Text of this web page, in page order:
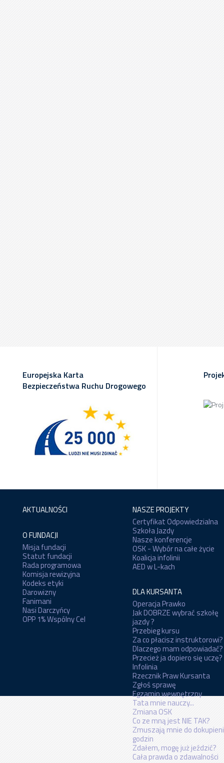
Europejska Karta
Bezpieczeństwa Ruchu Drogowego
AKTUALNOŚCI
O FUNDACJI
Misja fundacji
Statut fundacji
Rada programowa
Komisja rewizyjna
Kodeks etyki
Darowizny
Fanimani
Nasi Darczyńcy
OPP 1% Wspólny Cel
NASZE PROJEKTY
Certyfikat Odpowiedzialna
Szkoła Jazdy
Nasze konferencje
OSK - Wybór na całe życie
Koalicja infolinii
AED w L-kach
DLA KURSANTA
Operacja Prawko
Jak DOBRZE wybrać szkołę
jazdy ?
Przebieg kursu
Za co płacisz instruktorowi?
Dlaczego mam odpowiadać?
Przecież ja dopiero się uczę?
Infolinia
Rzecznik Praw Kursanta
Zgłoś sprawę
Egzamin wewnętrzny
Tata mnie nauczy...
Zmiana OSK
Co ze mną jest NIE TAK?
Zmuszają mnie do
godzin
Zdałem, mogę już jeździć?
Cała prawda o zdawalności